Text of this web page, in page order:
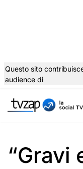
al
Questo sito
audience di
“Gravi